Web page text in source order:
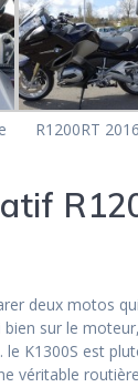
R1200RT 2016
deux motos
bien sur le
le K1300S est
véritable